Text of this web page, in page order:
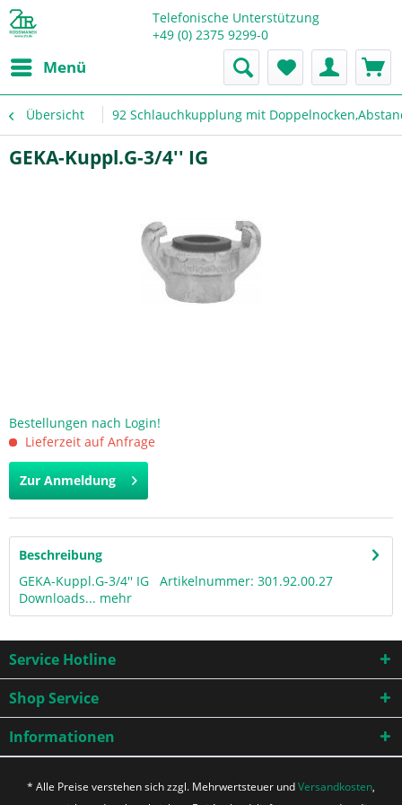
Telefonische Unterstützung
+49 (0) 2375 9299-0
Menü
Übersicht 92 Schlauchkupplung mit
GEKA-Kuppl.G-3/4'' IG
Bestellungen nach Login!
Lieferzeit auf Anfrage
Zur Anmeldung
Beschreibung
GEKA-Kuppl.G-3/4'' IG Artikelnummer: 301.92.00.27
Downloads... mehr
Service Hotline
Shop Service
Informationen
* Alle Preise verstehen sich zzgl. Mehrwertsteuer undVersandkosten,